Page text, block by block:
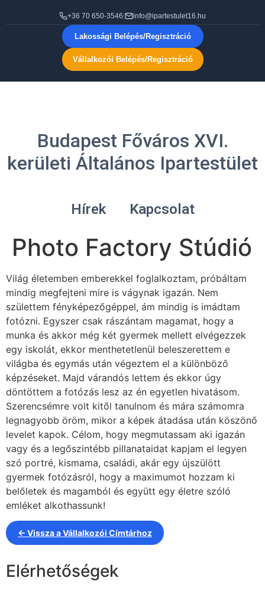
+36 70 650-3546 info@ipartestulet16.hu
Lakossági Belépés/Regisztráció
Vállalkozói Belépés/Regisztráció
Budapest Főváros XVI.
kerületi Általános Ipartestület
Hírek Kapcsolat
Photo Factory Stúdió
Világ életemben emberekkel foglalkoztam, próbáltam
mindig megfejteni mire is vágynak igazán. Nem
születtem fényképezőgéppel, ám mindig is imádtam
fotózni. Egyszer csak rászántam magamat, hogy a
munka és akkor még két gyermek mellett elvégezzek
egy iskolát, ekkor menthetetlenül beleszerettem e
világba és egymás után végeztem el a különböző
képzéseket. Majd várandós lettem és ekkor úgy
döntöttem a fotózás lesz az én egyetlen hivatásom.
Szerencsémre volt kitől tanulnom és mára számomra
legnagyobb öröm, mikor a képek átadása után köszönő
levelet kapok. Célom, hogy megmutassam aki igazán
vagy és a legőszintébb pillanataidat kapjam el legyen
szó portré, kismama, családi, akár egy újszülött
gyermek fotózásról, hogy a maximumot hozzam ki
belőletek és magamból és együtt egy életre szóló
emléket alkothassunk!
← Vissza a Vállalkozói Címtárhoz
Elérhetőségek